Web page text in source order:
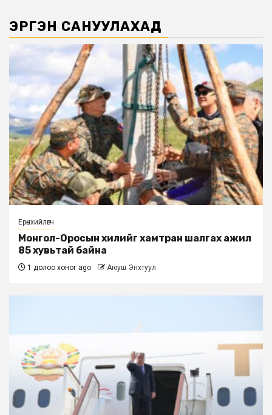
ЭРГЭН САНУУЛАХАД
Ерөнхийлөгч
Монгол-Оросын хилийг хамтран шалгах ажил
85 хувьтай байна
1 долоо хоног ago Аюуш Энхтуул